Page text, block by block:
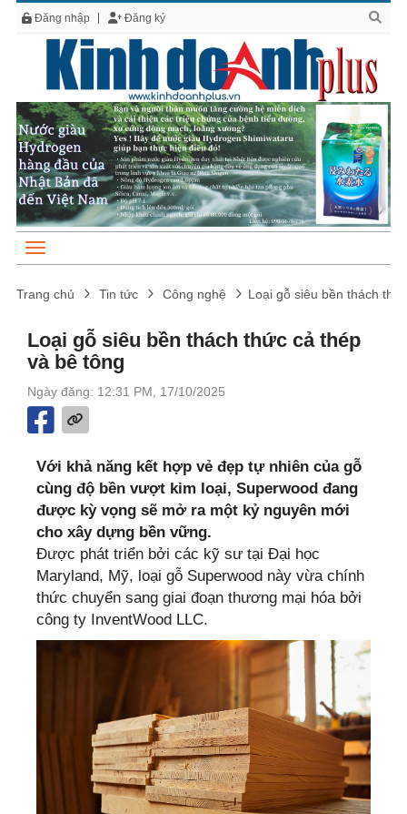
Đăng nhập Đăng ký
Trang chủ Tin tức Công nghệ Loại gỗ siêu bền thách
Loại gỗ siêu bền thách thức cả thép
và bê tông
Ngày đăng: 12:31 PM, 17/10/2025
Với khả năng kết hợp vẻ đẹp tự nhiên của gỗ
cùng độ bền vượt kim loại, Superwood đang
được kỳ vọng sẽ mở ra một kỷ nguyên mới
cho xây dựng bền vững.
Được phát triển bởi các kỹ sư tại Đại học
Maryland, Mỹ, loại gỗ Superwood này vừa chính
thức chuyển sang giai đoạn thương mại hóa bởi
công ty InventWood LLC.